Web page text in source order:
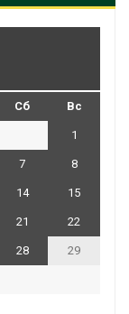
Сб Вс
1
7 8
14 15
21 22
28 29